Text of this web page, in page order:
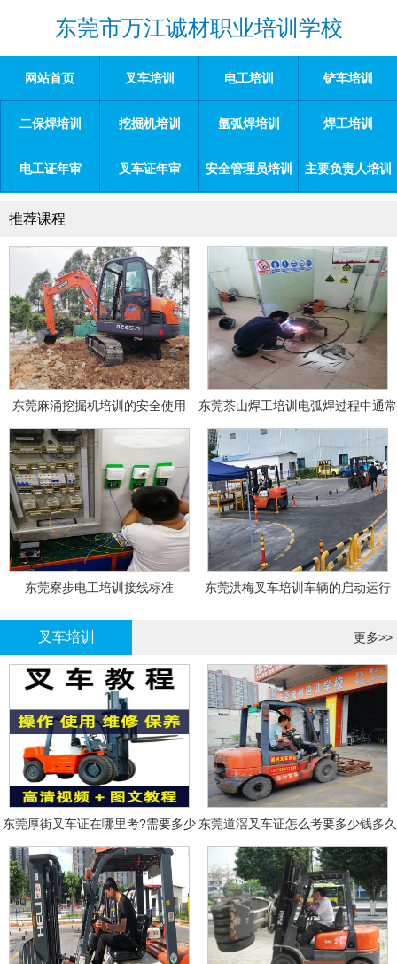
东莞市万江诚材职业培训学校
网站首页 叉车培训 电工培训 铲车培训
二保焊培训 挖掘机培训 氩弧焊培训 焊工培训
电工证年审 叉车证年审 安全管理员培训 主要负责人培训
推荐课程
东莞麻涌挖掘机培训的安全使用
东莞茶山焊工培训电弧焊过程中通常
会采取以下措施
东莞寮步电工培训接线标准 东莞洪梅叉车培训车辆的启动运行
叉车培训 更多>>
东莞厚街叉车证在哪里考?需要多少
钱?
东莞道滘叉车证怎么考要多少钱多久
拿证